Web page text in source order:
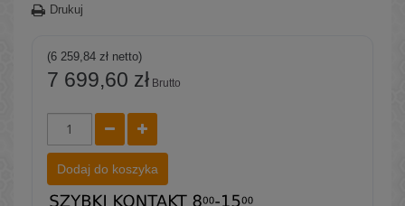
Drukuj
(6 259,84 zł netto)
7 699,60 zł Brutto
Dodaj do koszyka